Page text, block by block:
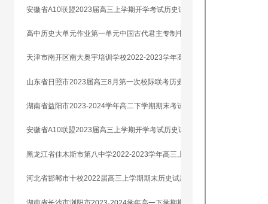
安徽省A10联盟2023届高三上学期开学考试历史试题
山东省日照市2023届高三8月第一次校际联考历史试题
湖南省益阳市2023-2024学年高二下学期期末考试历史试题
安徽省A10联盟2023届高三上学期开学考试历史试题
河北省邯郸市十校2022届高三上学期期末历史试题